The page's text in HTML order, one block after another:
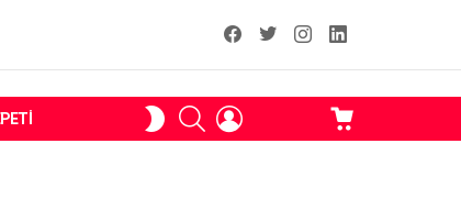
facebook
T instagramLinkedin Fal
SKIN
ANAHTARI
ARAMA